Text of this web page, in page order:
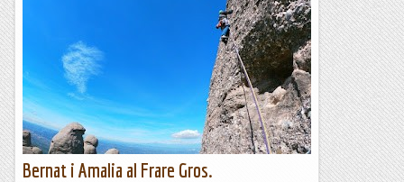
Bernat i Amalia al Frare Gros.